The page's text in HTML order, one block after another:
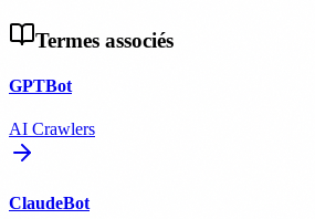
Termes associés
GPTBot
AI Crawlers
ClaudeBot